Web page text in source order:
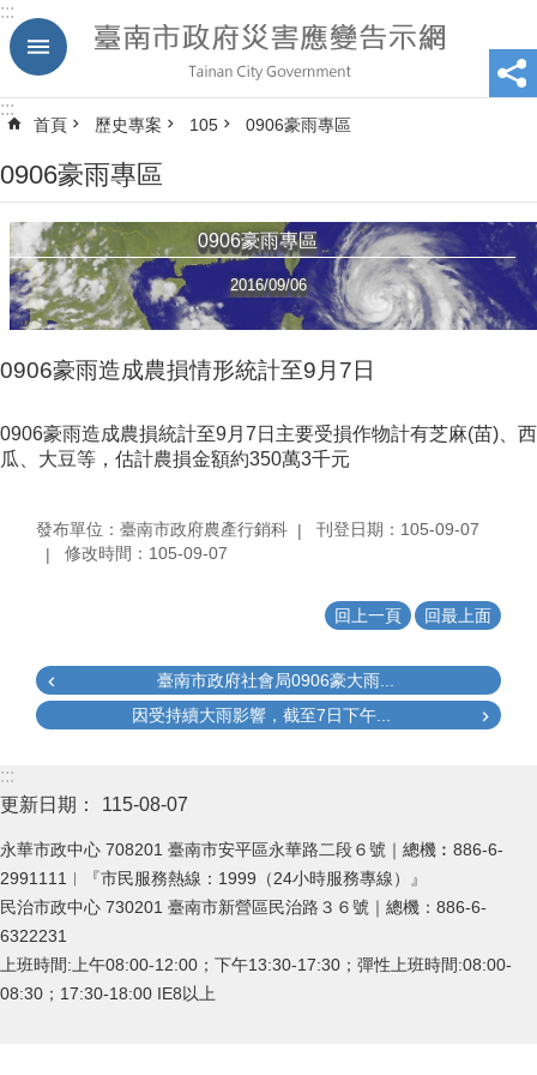
跳到主要內容區塊
:::
:::
首頁 歷史專案 105 0906豪雨專區
0906豪雨專區
0906豪雨專區
2016/09/06
0906豪雨造成農損情形統計至9月7日
0906豪雨造成農損統計至9月7日主要受損作物計有芝麻(苗)、西
瓜、大豆等，估計農損金額約350萬3千元
發布單位：臺南市政府農產行銷科
刊登日期：105-09-07
修改時間：105-09-07
回上一頁 回最上面
臺南市政府社會局0906豪大雨...
因受持續大雨影響，截至7日下午...
:::
更新日期：
115-08-07
永華市政中心 708201 臺南市安平區永華路二段６號｜總機︰886-6-
2991111︱『市民服務熱線：1999（24小時服務專線）』
民治市政中心 730201 臺南市新營區民治路３６號｜總機：886-6-
6322231
上班時間:上午08:00-12:00；下午13:30-17:30；彈性上班時間:08:00-
08:30；17:30-18:00 IE8以上